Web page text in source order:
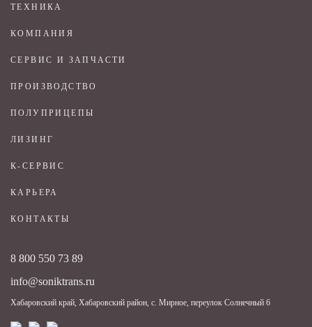
8 800 550 73 89
info@soniktrans.ru
Хабаровский край, Хабаровский район, с. Мирное, переулок Солнечный 6
ТЕХНИКА
КОМПАНИЯ
СЕРВИС И ЗАПЧАСТИ
ПРОИЗВОДСТВО
ПОЛУПРИЦЕПЫ
ЛИЗИНГ
К-СЕРВИС
КАРЬЕРА
КОНТАКТЫ